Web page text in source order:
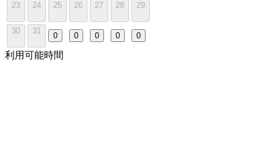
23 24 25 26 27 28 29
30 31
0 0 0 0 0
利用可能時間